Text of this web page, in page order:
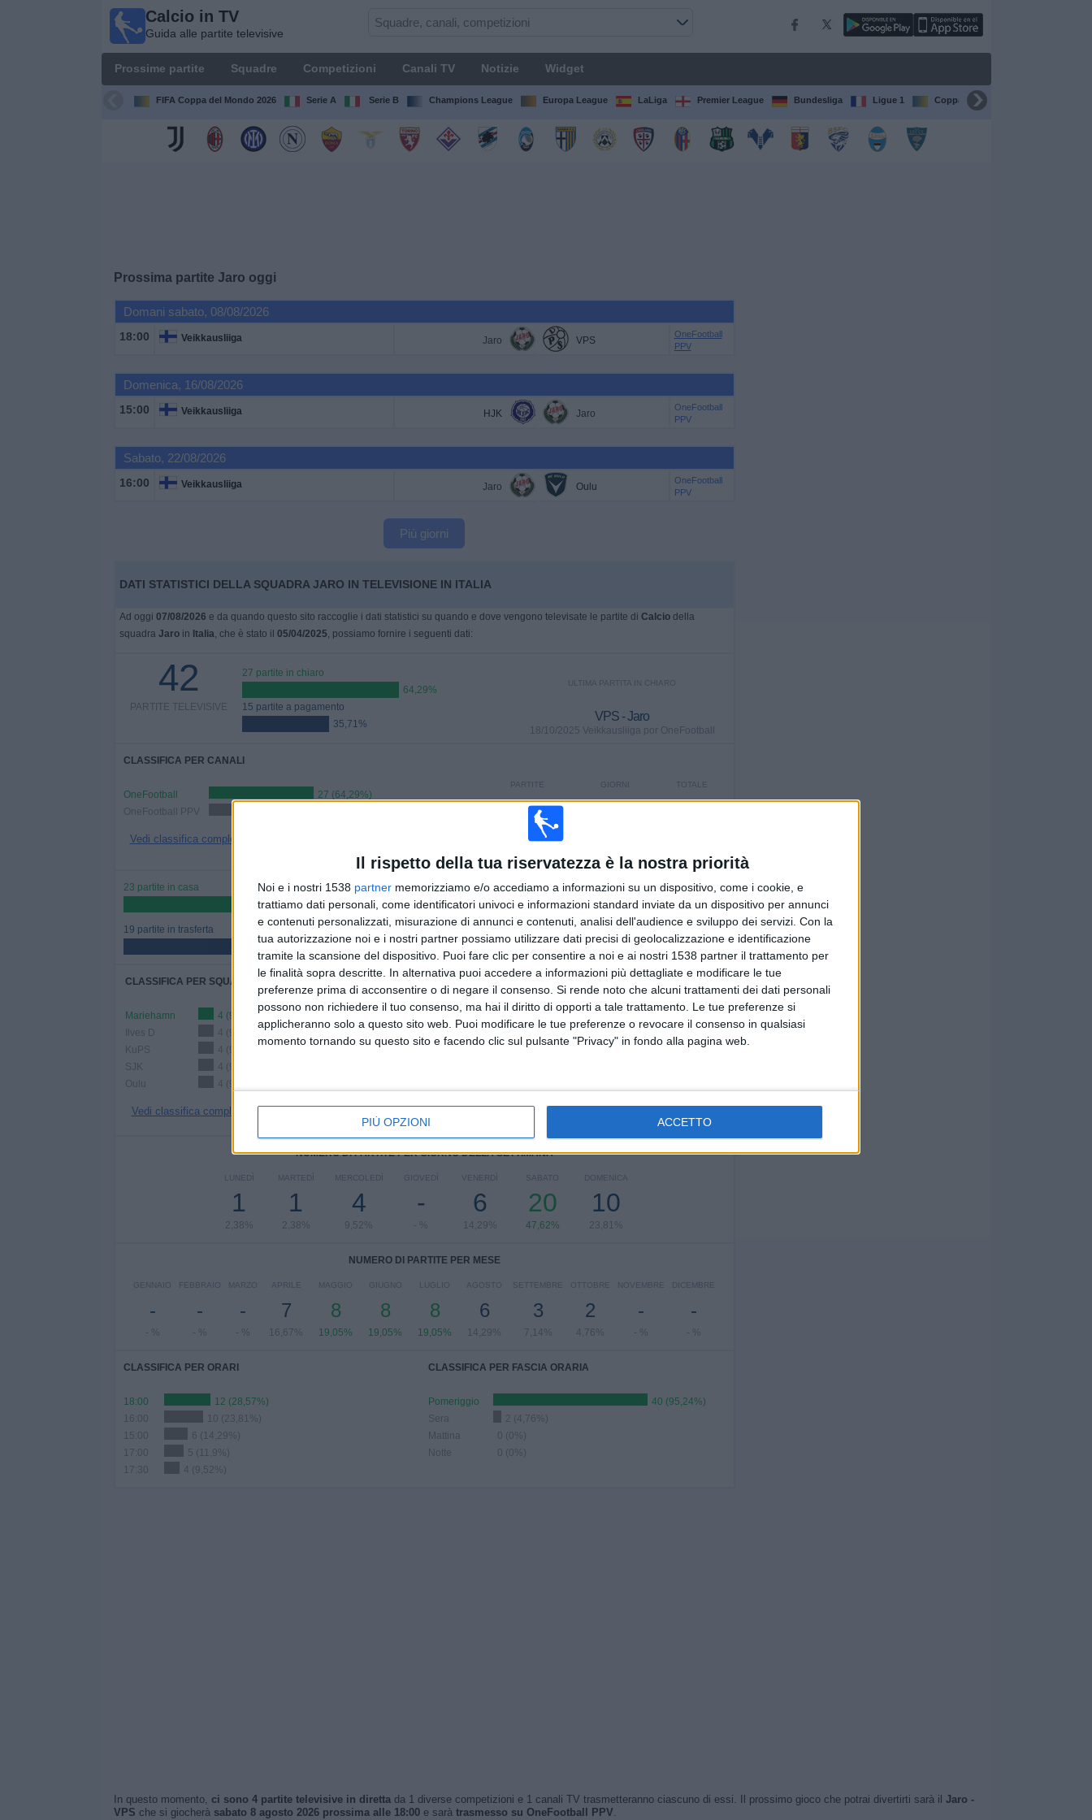
Il rispetto della tua riservatezza è la nostra priorità
Noi e i nostri 1538 partner memorizziamo e/o accediamo a informazioni su un dispositivo, come i cookie, e
trattiamo dati personali, come identificatori univoci e informazioni standard inviate da un dispositivo per annunci
e contenuti personalizzati, misurazione di annunci e contenuti, analisi dell'audience e sviluppo dei servizi. Con la
tua autorizzazione noi e i nostri partner possiamo utilizzare dati precisi di geolocalizzazione e identificazione
tramite la scansione del dispositivo. Puoi fare clic per consentire a noi e ai nostri 1538 partner il trattamento per
le finalità sopra descritte. In alternativa puoi accedere a informazioni più dettagliate e modificare le tue
preferenze prima di acconsentire o di negare il consenso. Si rende noto che alcuni trattamenti dei dati personali
possono non richiedere il tuo consenso, ma hai il diritto di opporti a tale trattamento. Le tue preferenze si
applicheranno solo a questo sito web. Puoi modificare le tue preferenze o revocare il consenso in qualsiasi
momento tornando su questo sito e facendo clic sul pulsante "Privacy" in fondo alla pagina web.
PIÙ OPZIONI ACCETTO
Calcio in TV
Guida alle partite televisive
Prossime partite Squadre Competizioni Canali TV Notizie Widget
FIFA Coppa del Mondo 2026 Serie A Serie B Champions League Europa League LaLiga Premier League Bundesliga Ligue 1 Coppa del Mondo FIFA per club
Prossima partite Jaro oggi
Domani sabato, 08/08/2026
18:00 Veikkausliiga Jaro VPS
OneFootball
PPV
Domenica, 16/08/2026
15:00 Veikkausliiga HJK Jaro
OneFootball
PPV
Sabato, 22/08/2026
16:00 Veikkausliiga Jaro Oulu
OneFootball
PPV
Più giorni
DATI STATISTICI DELLA SQUADRA JARO IN TELEVISIONE IN ITALIA
Ad oggi 07/08/2026 e da quando questo sito raccoglie i dati statistici su quando e dove vengono televisate le partite di Calciodella
squadra Jaroin Italia, che è stato il 05/04/2025, possiamo fornire i seguenti dati:
42
PARTITE TELEVISIVE
27 partite in chiaro
64,29%
15 partite a pagamento
35,71%
ULTIMA PARTITA IN CHIARO
VPS - Jaro
18/10/2025 Veikkausliiga por OneFootball
CLASSIFICA PER CANALI
OneFootball
27 (64,29%)
OneFootball PPV
Vedi classifica completa
TOTALE
2
GIORNI
292
GRATUITA
PARTITE
15
CONSECUTIVE
A PAGAMENTO
23 partite in casa
54,76%
19 partite in trasferta
TOTALE
13
AVVERSARI
4
VS Mariehamn
1
COMPETIZIONI
CLASSIFICA PER SQUADRE
Mariehamn
4 (9,52%)
Ilves D
4 (9,52%)
KuPS
4 (9,52%)
SJK
4 (9,52%)
Oulu
4 (9,52%)
Vedi classifica completa
CLASSIFICA PER COMPETIZIONI
Veikkausliiga
Vedi classifica completa
NUMERO DI PARTITE PER GIORNO DELLA SETTIMANA
LUNEDÌ
1
2,38%
MARTEDÌ
1
2,38%
MERCOLEDÌ
4
9,52%
GIOVEDÌ
-
- %
VENERDÌ
6
14,29%
SABATO
20
47,62%
DOMENICA
10
23,81%
NUMERO DI PARTITE PER MESE
GENNAIO
-
- %
FEBBRAIO
-
- %
MARZO
-
- %
APRILE
7
16,67%
MAGGIO
8
19,05%
GIUGNO
8
19,05%
LUGLIO
8
19,05%
AGOSTO
6
14,29%
SETTEMBRE
3
7,14%
OTTOBRE
2
4,76%
NOVEMBRE
-
- %
DICEMBRE
-
- %
CLASSIFICA PER ORARI
18:00
12 (28,57%)
16:00
10 (23,81%)
15:00
6 (14,29%)
17:00
5 (11,9%)
17:30
4 (9,52%)
CLASSIFICA PER FASCIA ORARIA
Pomeriggio
40 (95,24%)
Sera
2 (4,76%)
Mattina
0 (0%)
Notte
0 (0%)
In questo momento, ci sono 4 partite televisive in direttada 1 diverse competizioni e 1 canali TV trasmetteranno ciascuno di essi. Il prossimo gioco che potrai divertirti sarà il Jaro -
VPS che si giocherà sabato 8 agosto 2026 prossima alle 18:00e sarà trasmesso su OneFootball PPV.